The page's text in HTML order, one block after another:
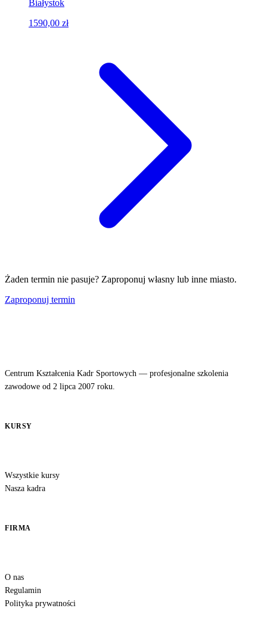
Białystok
1590,00 zł
Żaden termin nie pasuje? Zaproponuj własny lub inne miasto.
Zaproponuj termin
Centrum Kształcenia Kadr Sportowych — profesjonalne szkolenia
zawodowe od 2 lipca 2007 roku.
KURSY
Wszystkie kursy
Nasza kadra
FIRMA
O nas
Regulamin
Polityka prywatności